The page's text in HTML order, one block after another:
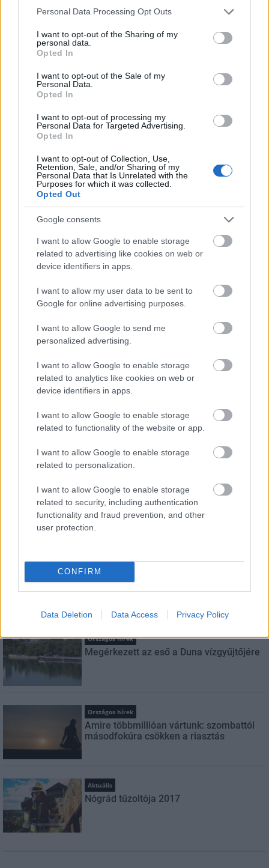
Please note that this website/app uses one or more Google
not limited to your visit or usage behaviour. You may click to
grant or deny consent to Google and its third-party tags to
use your data for below specified purposes in below Google
consent section.
Personal Data Processing Opt Outs
I want to opt-out of the Sharing of my
personal data.
Opted In
I want to opt-out of the Sale of my
Personal Data.
Opted In
I want to opt-out of processing my
Personal Data for Targeted Advertising.
Opted In
I want to opt-out of Collection, Use,
Retention, Sale, and/or Sharing of my
Personal Data that Is Unrelated with the
Purposes for which it was collected.
Opted Out
Google consents
I want to allow Google to enable storage
related to advertising like cookies on web or
device identifiers in apps.
I want to allow my user data to be sent to
Google for online advertising purposes.
I want to allow Google to send me
personalized advertising.
I want to allow Google to enable storage
related to analytics like cookies on web or
device identifiers in apps.
I want to allow Google to enable storage
related to functionality of the website or app.
I want to allow Google to enable storage
related to personalization.
I want to allow Google to enable storage
related to security, including authentication
functionality and fraud prevention, and other
user protection.
CONFIRM
Data Deletion Data Access Privacy Policy
autópálya útépítés M1-es autópálya Bicske
M1 bővítés: már zajlik a teljesen új Bicske Kelet
csomópont építése
Tizenegy meglévő csomópontot korszerűsít és négy új,
különszintű csomópontot hoz létre az MKIF az M1-es
bővítésénél.
Új gyalogosátkelők és jelzőlámpás
csomópont épül Angyalföldön
Másfélszeresére bővítik
iskoláját
Látványos építési szakasz indult be a
Flórián téri felüljárón
mérföldköve a felülvizsgálat
árnyékában?
Feliratkozom a hírlevélre és elfogadom az
szabályzatot!
FELIRATKOZÁS
LEGFRISSEBB
Országos hírek
Megérkezett az eső a Duna vízgyűjtőjére
Országos hírek
Amire többmillióan vártunk: szombattól
másodfokúra csökken a riasztás
Aktuális
Nógrád tűzoltója 2017